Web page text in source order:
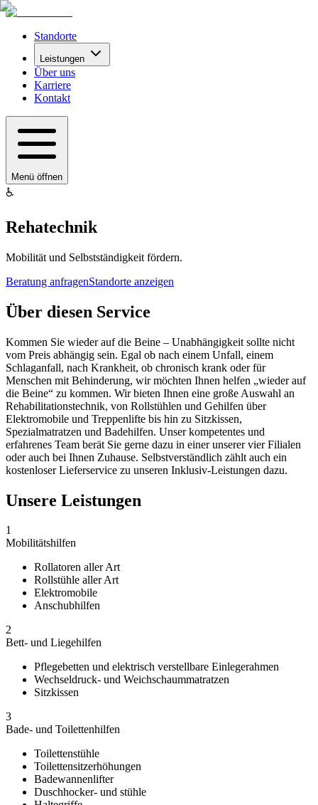
Standorte
Leistungen
Über uns
Karriere
Kontakt
Menü öffnen
♿
Rehatechnik
Mobilität und Selbstständigkeit fördern.
Beratung anfragenStandorte anzeigen
Über diesen Service
Kommen Sie wieder auf die Beine – Unabhängigkeit sollte nicht
vom Preis abhängig sein. Egal ob nach einem Unfall, einem
Schlaganfall, nach Krankheit, ob chronisch krank oder für
Menschen mit Behinderung, wir möchten Ihnen helfen „wieder auf
die Beine“ zu kommen. Wir bieten Ihnen eine große Auswahl an
Rehabilitationstechnik, von Rollstühlen und Gehilfen über
Elektromobile und Treppenlifte bis hin zu Sitzkissen,
Spezialmatratzen und Badehilfen. Unser kompetentes und
erfahrenes Team berät Sie gerne dazu in einer unserer vier Filialen
oder auch bei Ihnen Zuhause. Selbstverständlich zählt auch ein
kostenloser Lieferservice zu unseren Inklusiv-Leistungen dazu.
Unsere Leistungen
1
Mobilitätshilfen
Rollatoren aller Art
Rollstühle aller Art
Elektromobile
Anschubhilfen
2
Bett- und Liegehilfen
Pflegebetten und elektrisch verstellbare Einlegerahmen
Wechseldruck- und Weichschaummatratzen
Sitzkissen
3
Bade- und Toilettenhilfen
Toilettenstühle
Toilettensitzerhöhungen
Badewannenlifter
Duschhocker- und stühle